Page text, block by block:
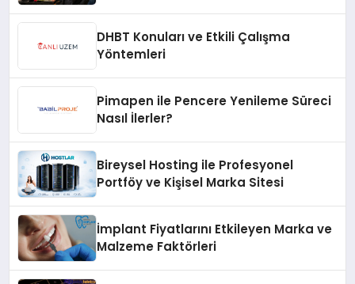
DHBT Konuları ve Etkili Çalışma
Yöntemleri
Pimapen ile Pencere Yenileme Süreci
Nasıl İlerler?
Bireysel Hosting ile Profesyonel
Portföy ve Kişisel Marka Sitesi
İmplant Fiyatlarını Etkileyen Marka ve
Malzeme Faktörleri